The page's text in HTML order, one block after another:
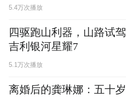
5.4万次播放
四驱跑山利器，山路试驾
吉利银河星耀7
5.1万次播放
离婚后的龚琳娜：五十岁